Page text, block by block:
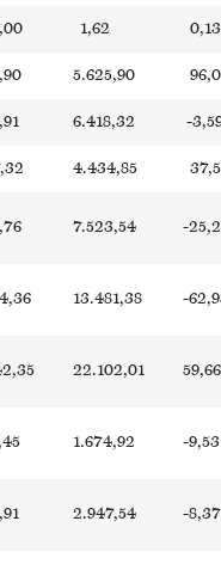
1,62 0,13
5.625,90
6.418,32 -
4.434,85
7.523,54 -
13.481,38 -
22.102,01 59,66
1.674,92 -9,53
2.947,54 -8,37